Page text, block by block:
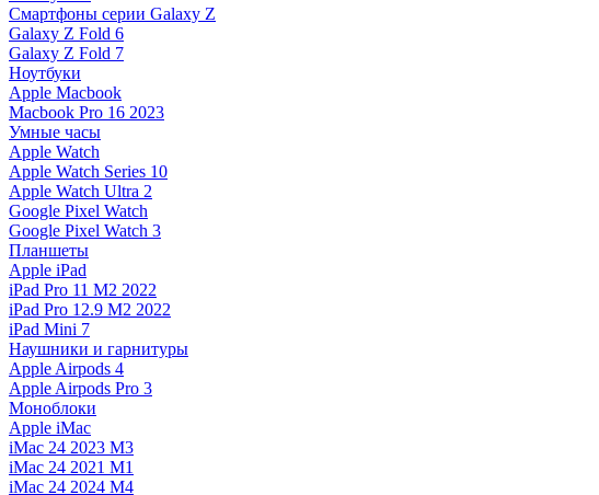
Смартфоны серии Galaxy Z
Galaxy Z Fold 6
Galaxy Z Fold 7
Ноутбуки
Apple Macbook
Macbook Pro 16 2023
Умные часы
Apple Watch
Apple Watch Series 10
Apple Watch Ultra 2
Google Pixel Watch
Google Pixel Watch 3
Планшеты
Apple iPad
iPad Pro 11 M2 2022
iPad Pro 12.9 M2 2022
iPad Mini 7
Наушники и гарнитуры
Apple Airpods 4
Apple Airpods Pro 3
Моноблоки
Apple iMac
iMac 24 2023 M3
iMac 24 2021 M1
iMac 24 2024 M4